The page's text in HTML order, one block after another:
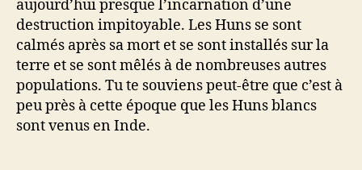
aujourd’hui presque l’incarnation d’une
destruction impitoyable. Les Huns se sont
calmés après sa mort et se sont installés sur la
terre et se sont mêlés à de nombreuses autres
populations. Tu te souviens peut-être que c’est à
peu près à cette époque que les Huns blancs
sont venus en Inde.